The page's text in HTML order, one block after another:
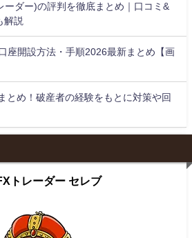
ーダー)の評判を徹底まとめ｜口コミ&
解説
座開設方法・手順2026最新まとめ【画
とめ！破産者の経験をもとに対策や回
トレーダー セレブ